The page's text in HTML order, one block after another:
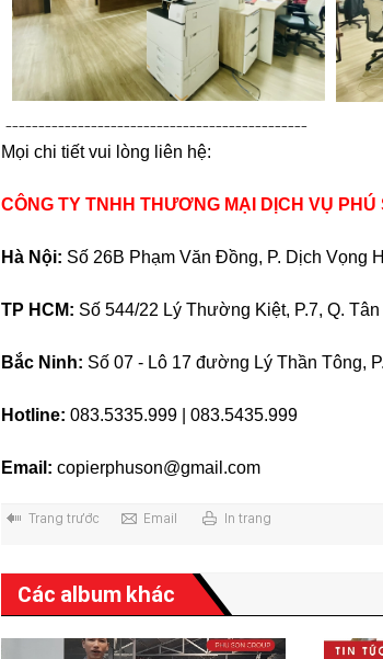
----------------------------------------------
Mọi chi tiết vui lòng liên hệ:
CÔNG TY TNHH THƯƠNG MẠI DỊCH VỤ PHÚ
Hà Nội: Số 26B Phạm Văn Đồng, P. Dịch Vọng
TP HCM: Số 544/22 Lý Thường Kiệt, P.7, Q.
Bắc Ninh: Số 07 - Lô 17 đường Lý Thần Tông,
Hotline: 083.5335.999 | 083.5435.999
Email: copierphuson@gmail.com
Trang trước Email In trang
Các album khác